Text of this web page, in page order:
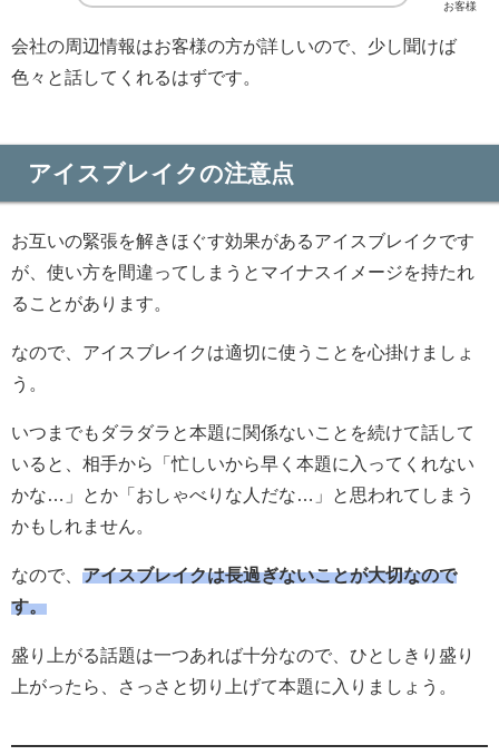
お客様
会社の周辺情報はお客様の方が詳しいので、少し聞けば
色々と話してくれるはずです。
アイスブレイクの注意点
お互いの緊張を解きほぐす効果があるアイスブレイクです
が、使い方を間違ってしまうとマイナスイメージを持たれ
ることがあります。
なので、アイスブレイクは適切に使うことを心掛けましょ
う。
いつまでもダラダラと本題に関係ないことを続けて話して
いると、相手から「忙しいから早く本題に入ってくれない
かな…」とか「おしゃべりな人だな…」と思われてしまう
かもしれません。
なので、 アイスブレイクは長過ぎないことが大切なので
す。
盛り上がる話題は一つあれば十分なので、ひとしきり盛り
上がったら、さっさと切り上げて本題に入りましょう。